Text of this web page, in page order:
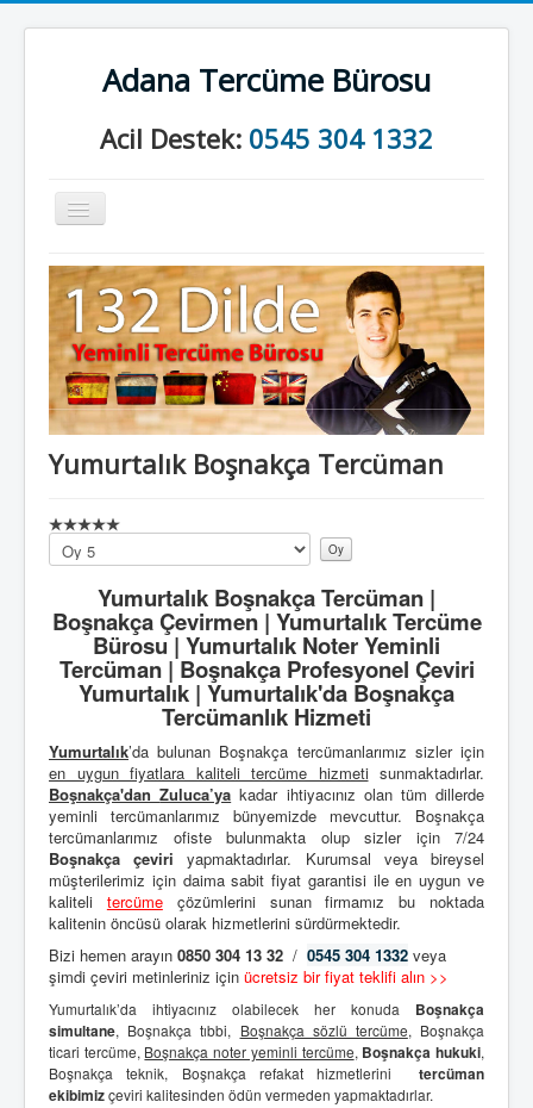
Adana Tercüme Bürosu
Acil Destek: 0545 304 1332
Gezinme
geçişini
Anasayfa
Kurumsal
Neler Yapıyoruz?
İletişim
Yumurtalık Boşnakça Tercüman
Lütfen
oylayın
Yumurtalık Boşnakça Tercüman |
Boşnakça Çevirmen | Yumurtalık Tercüme
Bürosu | Yumurtalık Noter Yeminli
Tercüman | Boşnakça Profesyonel Çeviri
Yumurtalık | Yumurtalık'da Boşnakça
Tercümanlık Hizmeti
Yumurtalık’da bulunan Boşnakça tercümanlarımız sizler için
en uygun fiyatlara kaliteli tercüme hizmetisunmaktadırlar.
Boşnakça'dan Zuluca’ya kadar ihtiyacınız olan tüm dillerde
yeminli tercümanlarımız bünyemizde mevcuttur. Boşnakça
tercümanlarımız ofiste bulunmakta olup sizler için 7/24
Boşnakça çeviri yapmaktadırlar. Kurumsal veya bireysel
müşterilerimiz için daima sabit fiyat garantisi ile en uygun ve
kaliteli tercümeçözümlerini sunan firmamız bu noktada
kalitenin öncüsü olarak hizmetlerini sürdürmektedir.
Bizi hemen arayın 0850 304 13 32 / 0545 304 1332 veya
şimdi çeviri metinleriniz için ücretsiz bir fiyat teklifi alın >>
Yumurtalık’da ihtiyacınız olabilecek her konuda Boşnakça
simultane, Boşnakça tıbbi, Boşnakça sözlü tercüme, Boşnakça
ticari tercüme, Boşnakça noter yeminli tercüme, Boşnakça hukuki,
Boşnakça teknik, Boşnakça refakat hizmetlerini
tercüman
ekibimizçeviri kalitesinden ödün vermeden yapmaktadırlar.